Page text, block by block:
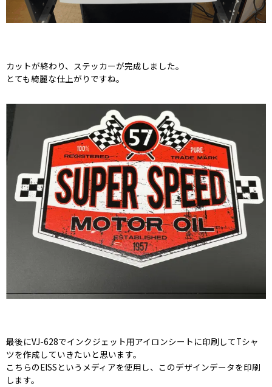
カットが終わり、ステッカーが完成しました。
とても綺麗な仕上がりですね。
最後にVJ-628でインクジェット用アイロンシートに印刷してTシャ
ツを作成していきたいと思います。
こちらのEISSというメディアを使用し、このデザインデータを印刷
します。